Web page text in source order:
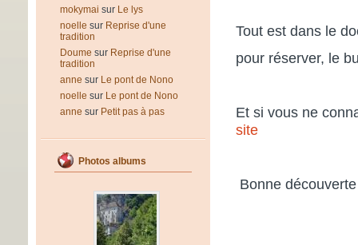
mokymai sur Le lys
noelle sur Reprise d'une
tradition
Doume sur Reprise d'une
tradition
anne sur Le pont de Nono
noelle sur Le pont de Nono
anne sur Petit pas à pas
Photos albums
Tout est dans le
pour réserver, le
Et si vous ne
site
Bonne